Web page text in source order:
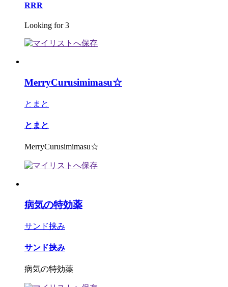
RRR
Looking for 3
MerryCurusimimasu☆
とまと
とまと
MerryCurusimimasu☆
病気の特効薬
サンド挟み
サンド挟み
病気の特効薬